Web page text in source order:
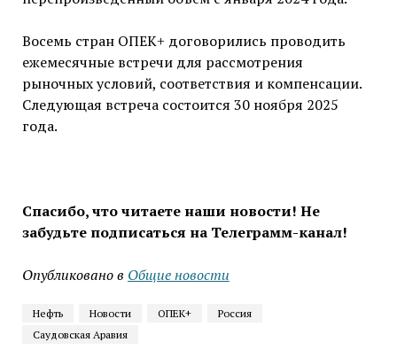
Восемь стран ОПЕК+ договорились проводить
ежемесячные встречи для рассмотрения
рыночных условий, соответствия и компенсации.
Следующая встреча состоится 30 ноября 2025
года.
Спасибо, что читаете наши новости! Не
забудьте подписаться на Телеграмм-канал!
Опубликовано в Общие новости
Нефть Новости ОПЕК+
Россия
Саудовская Аравия